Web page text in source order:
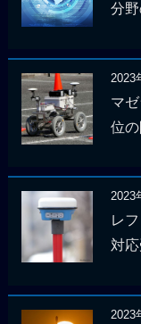
分
2023
マ
位
2023
レ
対
2023